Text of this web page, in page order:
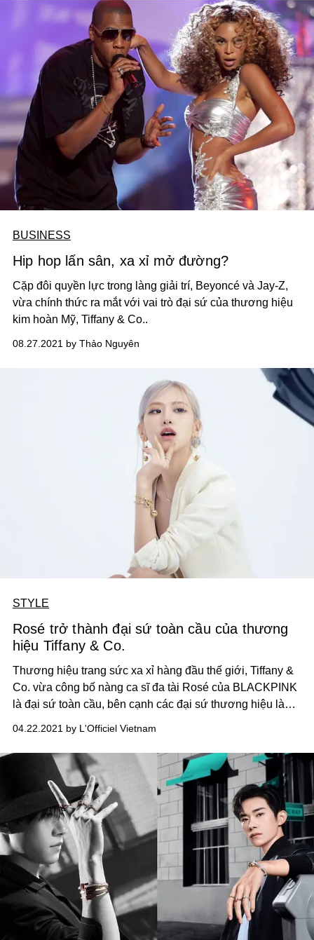
BUSINESS
Hip hop lấn sân, xa xỉ mở đường?
Cặp đôi quyền lực trong làng giải trí, Beyoncé và Jay-Z,
vừa chính thức ra mắt với vai trò đại sứ của thương hiệu
kim hoàn Mỹ, Tiffany & Co..
08.27.2021 by Thảo Nguyên
STYLE
Rosé trở thành đại sứ toàn cầu của thương
hiệu Tiffany & Co.
Thương hiệu trang sức xa xỉ hàng đầu thế giới, Tiffany &
Co. vừa công bố nàng ca sĩ đa tài Rosé của BLACKPINK
là đại sứ toàn cầu, bên cạnh các đại sứ thương hiệu là
04.22.2021 by L'Officiel Vietnam